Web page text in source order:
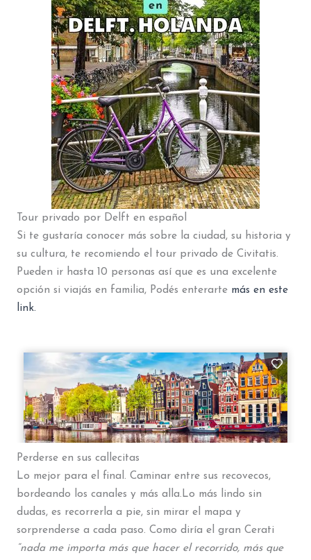
Tour privado por Delft en español
Si te gustaría conocer más sobre la ciudad, su historia y
su cultura, te recomiendo el tour privado de Civitatis.
Pueden ir hasta 10 personas así que es una excelente
opción si viajás en familia, Podés enterarte más en este
link.
Perderse en sus callecitas
Lo mejor para el final. Caminar entre sus recovecos,
bordeando los canales y más alla.Lo más lindo sin
dudas, es recorrerla a pie, sin mirar el mapa y
sorprenderse a cada paso. Como diría el gran Cerati
“nada me importa más que hacer el recorrido, más que